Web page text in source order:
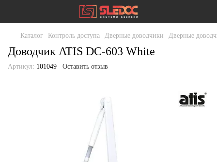
Каталог Контроль доступа Дверные доводчики Дверные
Доводчик ATIS DC-603 White
Артикул: 101049 Оставить отзыв